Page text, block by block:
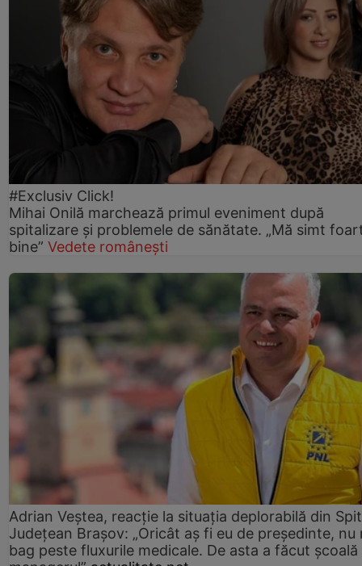
#Exclusiv Click!
Mihai Onilă marchează primul eveniment după
spitalizare și problemele de sănătate. „Mă simt
bine” Vedete românești
Adrian Veștea, reacție la situația deplorabilă din
Județean Brașov: „Oricât aș fi eu de președinte, nu
bag peste fluxurile medicale. De asta a făcut școală